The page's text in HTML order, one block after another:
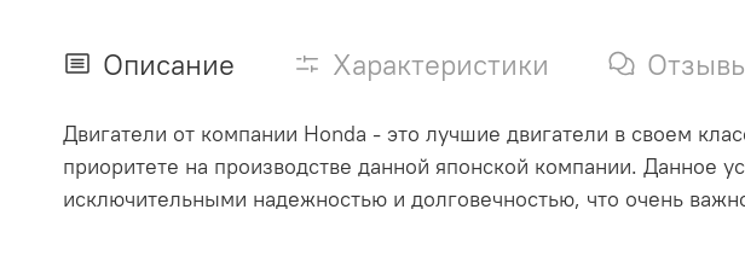
Описание Характеристики
Двигатели от компании Honda - это лучшие двигатели в своем
приоритете на производстве данной японской компании. Данное
исключительными надежностью и долговечностью, что очень